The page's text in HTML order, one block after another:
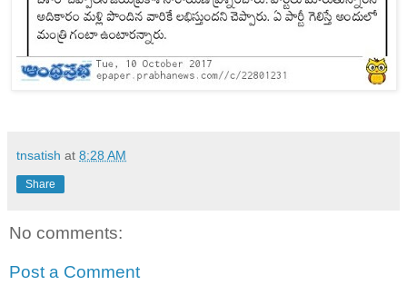
tnsatish at 8:28 AM
Share
No comments:
Post a Comment